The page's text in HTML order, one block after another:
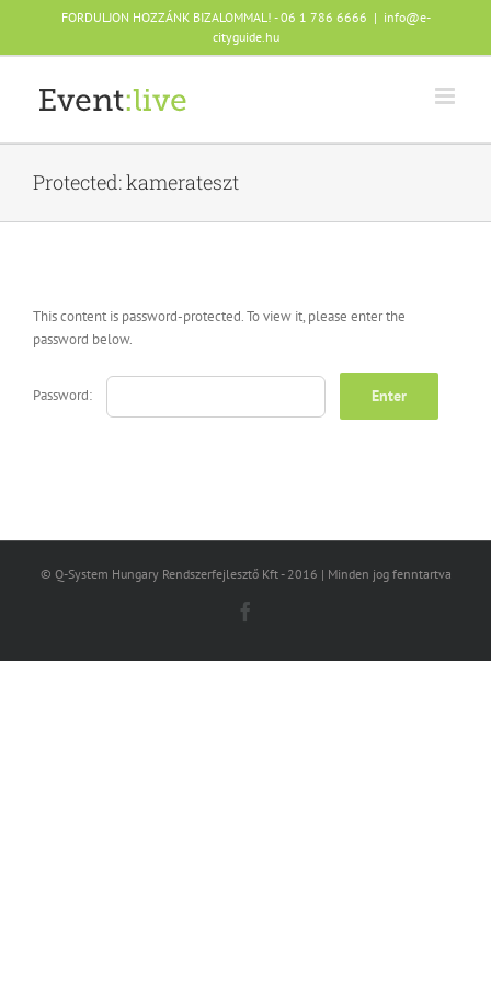
content
FORDULJON HOZZÁNK BIZALOMMAL! - 06 1 786 6666 | info@e-
cityguide.hu
Protected: kamerateszt
This content is password-protected. To view it, please enter the
password below.
Password:
© Q-System Hungary Rendszerfejlesztő Kft - 2016 | Minden jog fenntartva